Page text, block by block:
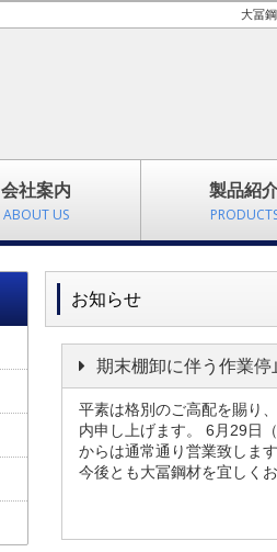
大冨
会社案内
ABOUT US
製品紹
お知らせ
期末棚卸に伴う作業停
平素は格別のご高配を賜り
内申し上げます。 6月29日
からは通常通り営業致しま
今後とも大冨鋼材を宜しく